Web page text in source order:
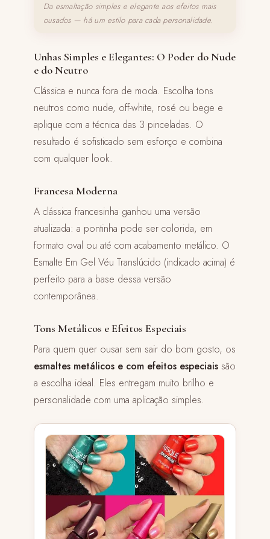
Da esmaltação simples e elegante aos efeitos mais
ousados — há um estilo para cada personalidade.
Unhas Simples e Elegantes: O Poder do Nude
e do Neutro
Clássica e nunca fora de moda. Escolha tons
neutros como nude, off-white, rosé ou bege e
aplique com a técnica das 3 pinceladas. O
resultado é sofisticado sem esforço e combina
com qualquer look.
Francesa Moderna
A clássica francesinha ganhou uma versão
atualizada: a pontinha pode ser colorida, em
formato oval ou até com acabamento metálico. O
Esmalte Em Gel Véu Translúcido (indicado acima) é
perfeito para a base dessa versão
contemporânea.
Tons Metálicos e Efeitos Especiais
Para quem quer ousar sem sair do bom gosto, os
esmaltes metálicos e com efeitos especiaissão
a escolha ideal. Eles entregam muito brilho e
personalidade com uma aplicação simples.